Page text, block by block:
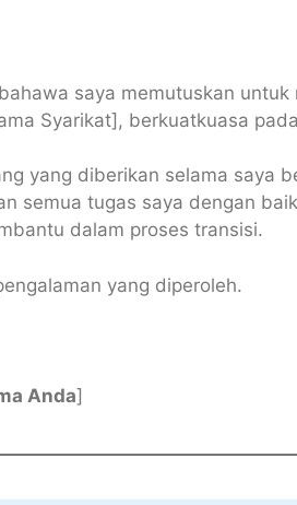
saya memutuskan
Syarikat], berkuatkuasa
yang diberikan selama saya
semua tugas saya dengan
dalam proses transisi.
yang diperoleh.
Anda]